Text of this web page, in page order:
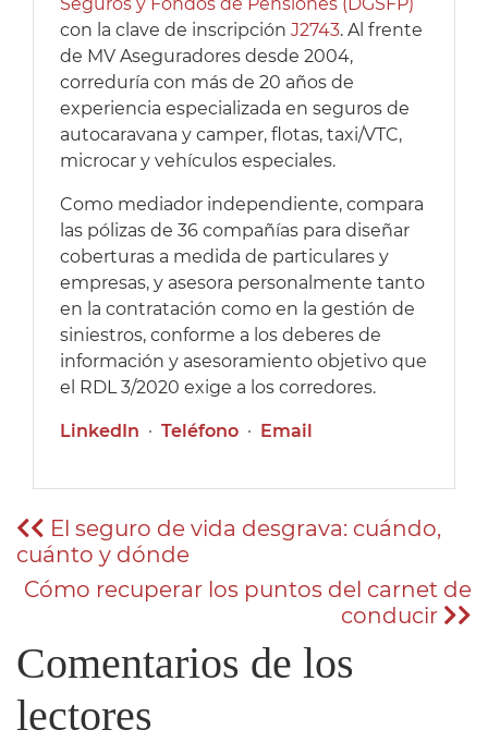
Seguros y Fondos de Pensiones (DGSFP)
con la clave de inscripción J2743. Al frente
de MV Aseguradores desde 2004,
correduría con más de 20 años de
experiencia especializada en seguros de
autocaravana y camper, flotas, taxi/VTC,
microcar y vehículos especiales.
Como mediador independiente, compara
las pólizas de 36 compañías para diseñar
coberturas a medida de particulares y
empresas, y asesora personalmente tanto
en la contratación como en la gestión de
siniestros, conforme a los deberes de
información y asesoramiento objetivo que
el RDL 3/2020 exige a los corredores.
LinkedIn · Teléfono · Email
El seguro de vida desgrava: cuándo,
cuánto y dónde
Cómo recuperar los puntos del carnet de
conducir
Comentarios de los
lectores